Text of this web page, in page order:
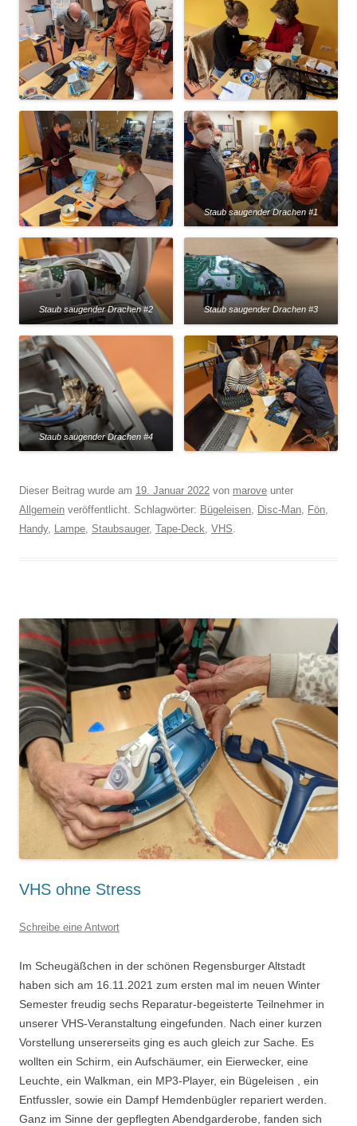
Staub saugender Drachen #1
Staub saugender Drachen #2 Staub saugender Drachen #3
Staub saugender Drachen #4
Dieser Beitrag wurde am 19. Januar 2022 von marove unter
Allgemein veröffentlicht. Schlagwörter: Bügeleisen, Disc-Man, Fön,
Handy, Lampe, Staubsauger, Tape-Deck, VHS.
VHS ohne Stress
Schreibe eine Antwort
Im Scheugäßchen in der schönen Regensburger Altstadt
haben sich am 16.11.2021 zum ersten mal im neuen Winter
Semester freudig sechs Reparatur-begeisterte Teilnehmer in
unserer VHS-Veranstaltung eingefunden. Nach einer kurzen
Vorstellung unsererseits ging es auch gleich zur Sache. Es
wollten ein Schirm, ein Aufschäumer, ein Eierwecker, eine
Leuchte, ein Walkman, ein MP3-Player, ein Bügeleisen , ein
Entfussler, sowie ein Dampf Hemdenbügler repariert werden.
Ganz im Sinne der gepflegten Abendgarderobe, fanden sich